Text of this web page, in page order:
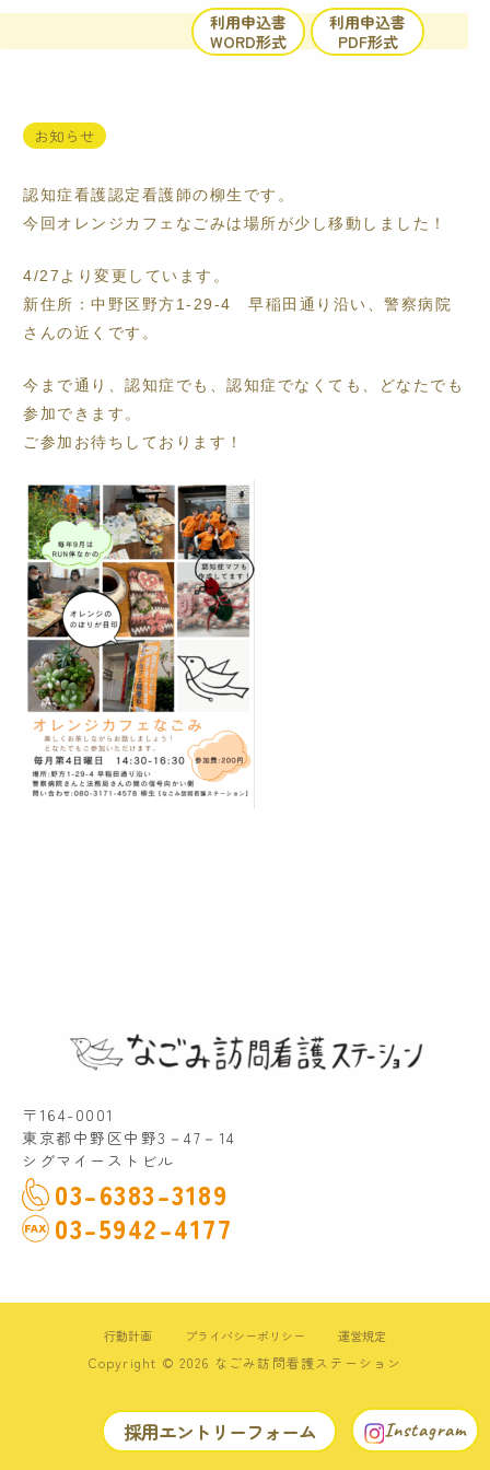
内
利用申込書
WORD形式
利用申込書
PDF形式
お知らせ
認知症看護認定看護師の柳生です。
今回オレンジカフェなごみは場所が少し移動しました！
4/27より変更しています。
新住所：中野区野方1-29-4早稲田通り沿い、警察病院
さんの近くです。
今まで通り、認知症でも、認知症でなくても、どなたでも
参加できます。
ご参加お待ちしております！
〒164-0001
東京都中野区中野3－47－14
シグマイーストビル
03-6383-3189
03-5942-4177
Instagram
採用エントリーフォーム
行動計画 プライバシーポリシー 運営規定
Copyright © 2026 なごみ訪問看護ステーション